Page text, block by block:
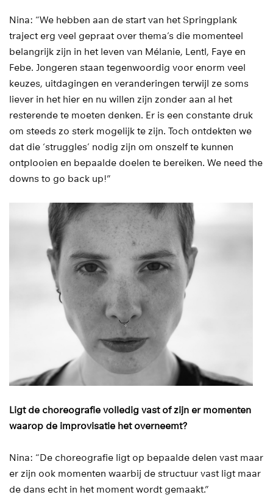
Nina: “We hebben aan de start van het Springplank
traject erg veel gepraat over thema’s die momenteel
belangrijk zijn in het leven van Mélanie, Lentl, Faye en
Febe. Jongeren staan tegenwoordig voor enorm veel
keuzes, uitdagingen en veranderingen terwijl ze soms
liever in het hier en nu willen zijn zonder aan al het
resterende te moeten denken. Er is een constante druk
om steeds zo sterk mogelijk te zijn. Toch ontdekten we
dat die ‘struggles’ nodig zijn om onszelf te kunnen
ontplooien en bepaalde doelen te bereiken. We need the
downs to go back up!”
Ligt de choreografie volledig vast of zijn er momenten
waarop de improvisatie het overneemt?
Nina: “De choreografie ligt op bepaalde delen vast maar
er zijn ook momenten waarbij de structuur vast ligt maar
de dans echt in het moment wordt gemaakt.”